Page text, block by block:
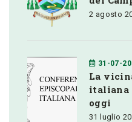
2 agosto
31-07-
La
italiana
oggi
31 luglio